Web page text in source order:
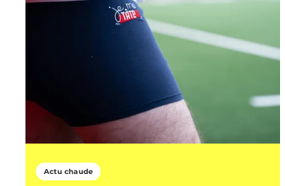
Actu chaude